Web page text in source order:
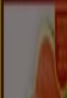
Tiendeo ist
das das lokale